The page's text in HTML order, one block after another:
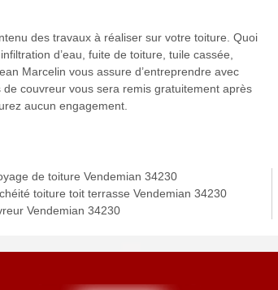
des travaux à réaliser sur votre toiture. Quoi
d’eau, fuite de toiture, tuile cassée,
Marcelin vous assure d’entreprendre avec
couvreur vous sera remis gratuitement après
aucun engagement.
de toiture Vendemian 34230
toiture toit terrasse Vendemian 34230
Vendemian 34230